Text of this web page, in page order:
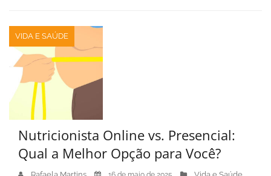
VIDA E SAÚDE
Nutricionista Online vs. Presencial:
Qual a Melhor Opção para Você?